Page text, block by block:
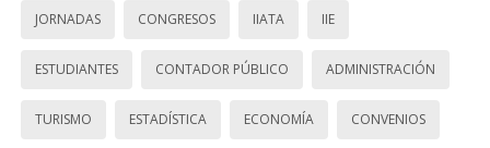
JORNADAS CONGRESOS IIATA IIE
ESTUDIANTES CONTADOR PÚBLICO ADMINISTRACIÓN
TURISMO ESTADÍSTICA ECONOMÍA CONVENIOS